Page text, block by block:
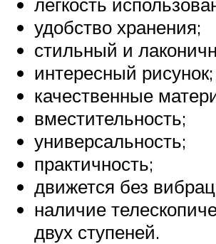
удобство хранения;
стильный и
интересный рисунок;
качественные
вместительность;
универсальность;
практичность;
движется без
наличие
двух ступеней.